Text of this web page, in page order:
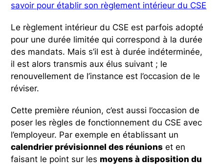
savoir pour établir son règlement intérieur du CSE
Le règlement intérieur du CSE est parfois adopté
pour une durée limitée qui correspond à la durée
des mandats. Mais s’il est à durée indéterminée,
il est alors transmis aux élus suivant ; le
renouvellement de l’instance est l’occasion de le
réviser.
Cette première réunion, c’est aussi l’occasion de
poser les règles de fonctionnement du CSE avec
l’employeur. Par exemple en établissant un
calendrier prévisionnel des réunions et en
faisant le point sur les moyens à disposition du